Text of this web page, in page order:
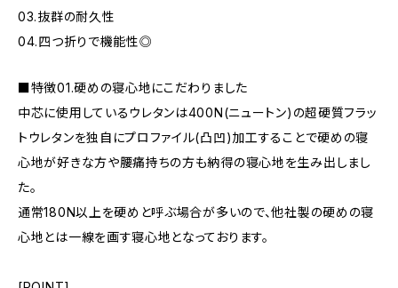
03.抜群の耐久性
04.四つ折りで機能性◎
■特徴01.硬めの寝心地にこだわりました
中芯に使用しているウレタンは400N(ニュートン)の超硬質フラッ
トウレタンを独自にプロファイル(凸凹)加工することで硬めの寝
心地が好きな方や腰痛持ちの方も納得の寝心地を生み出しまし
た。
通常180N以上を硬めと呼ぶ場合が多いので、他社製の硬めの寝
心地とは一線を画す寝心地となっております。